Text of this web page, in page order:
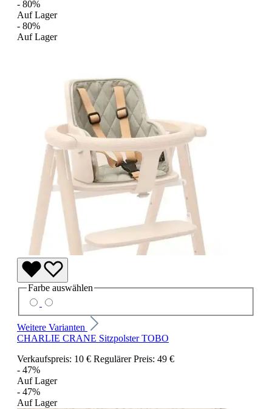
- 80%
Auf Lager
- 80%
Auf Lager
Farbe auswählen
Weitere Varianten
CHARLIE CRANE Sitzpolster TOBO
Verkaufspreis: 10 € Regulärer Preis: 49 €
- 47%
Auf Lager
- 47%
Auf Lager